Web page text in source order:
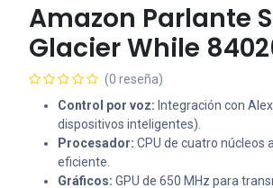
Amazon Parlante
Glacier While
(0 reseña)
Control por voz: Integración con
dispositivos inteligentes).
Procesador: CPU de cuatro núcleos
eficiente.
Gráficos: GPU de 650 MHz para